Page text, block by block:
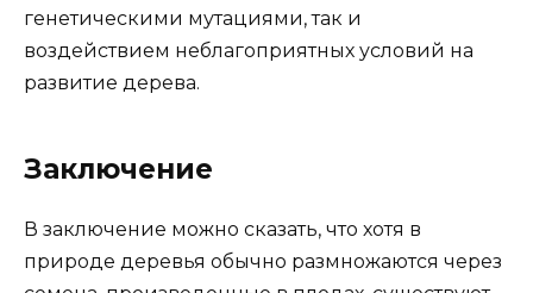
генетическими мутациями, так и
воздействием неблагоприятных условий на
развитие дерева.
Заключение
В заключение можно сказать, что хотя в
природе деревья обычно размножаются через